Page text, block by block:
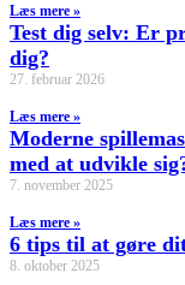
Læs mere »
Test dig selv: Er
dig?
27. februar 2026
Læs mere »
Moderne
med at udvikle
7. november 2025
Læs mere »
6 tips til at gøre
8. oktober 2025